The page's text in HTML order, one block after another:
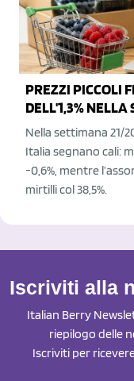
PREZZI PICCOLI
DELL'1,3%
Nella settimana 21/
Italia segnano cali:
-0,6%, mentre
mirtilli col 38,5%.
Iscriviti alla
Italian Berry
riepilogo delle
Iscriviti per